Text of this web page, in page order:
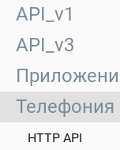
API_v1
API_v3
Телефония
HTTP API